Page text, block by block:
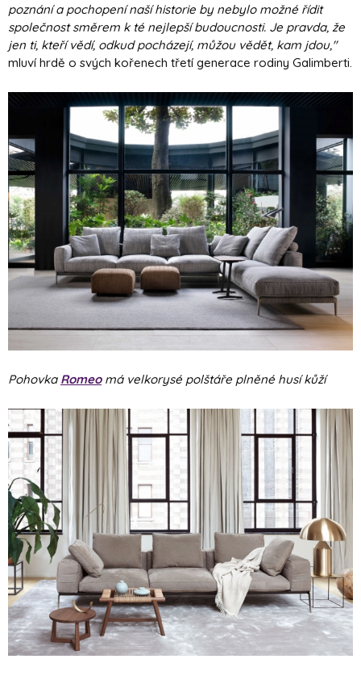
poznání a pochopení naší historie by nebylo možné řídit
společnost směrem k té nejlepší budoucnosti. Je pravda, že
jen ti, kteří vědí, odkud pocházejí, můžou vědět, kam jdou,"
mluví hrdě o svých kořenech třetí generace rodiny Galimberti.
Pohovka Romeomá velkorysé polštáře plněné husí kůží